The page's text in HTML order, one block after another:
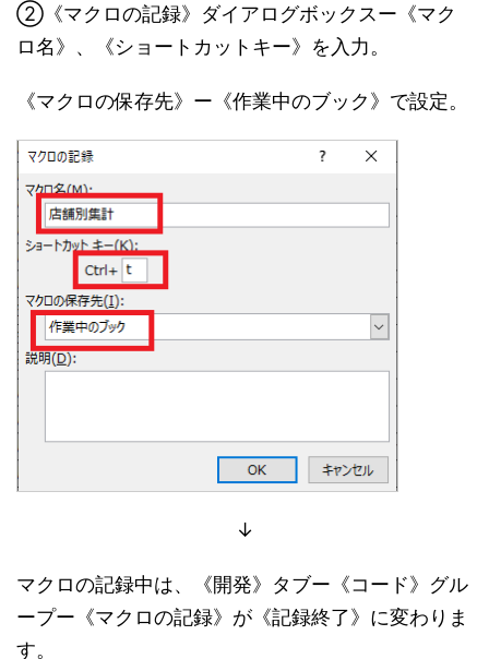
②《マクロの記録》ダイアログボックスー《マク
ロ名》、《ショートカットキー》を入力。
《マクロの保存先》ー《作業中のブック》で設定。
↓
マクロの記録中は、《開発》タブー《コード》グル
ープー《マクロの記録》が《記録終了》に変わりま
す。